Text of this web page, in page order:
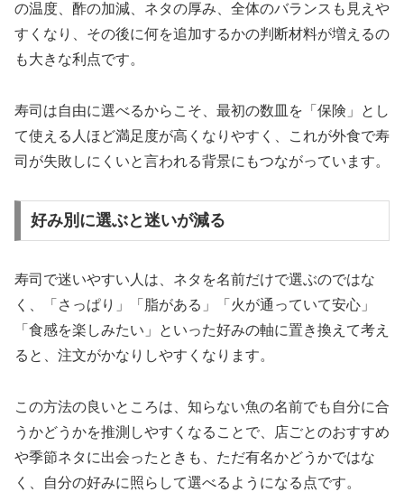
の温度、酢の加減、ネタの厚み、全体のバランスも見えや
すくなり、その後に何を追加するかの判断材料が増えるの
も大きな利点です。
寿司は自由に選べるからこそ、最初の数皿を「保険」とし
て使える人ほど満足度が高くなりやすく、これが外食で寿
司が失敗しにくいと言われる背景にもつながっています。
好み別に選ぶと迷いが減る
寿司で迷いやすい人は、ネタを名前だけで選ぶのではな
く、「さっぱり」「脂がある」「火が通っていて安心」
「食感を楽しみたい」といった好みの軸に置き換えて考え
ると、注文がかなりしやすくなります。
この方法の良いところは、知らない魚の名前でも自分に合
うかどうかを推測しやすくなることで、店ごとのおすすめ
や季節ネタに出会ったときも、ただ有名かどうかではな
く、自分の好みに照らして選べるようになる点です。